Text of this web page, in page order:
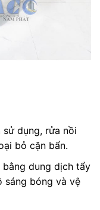
sử dụng, rửa nồi
bỏ cặn bẩn.
dung dịch tẩy
sáng bóng và vệ